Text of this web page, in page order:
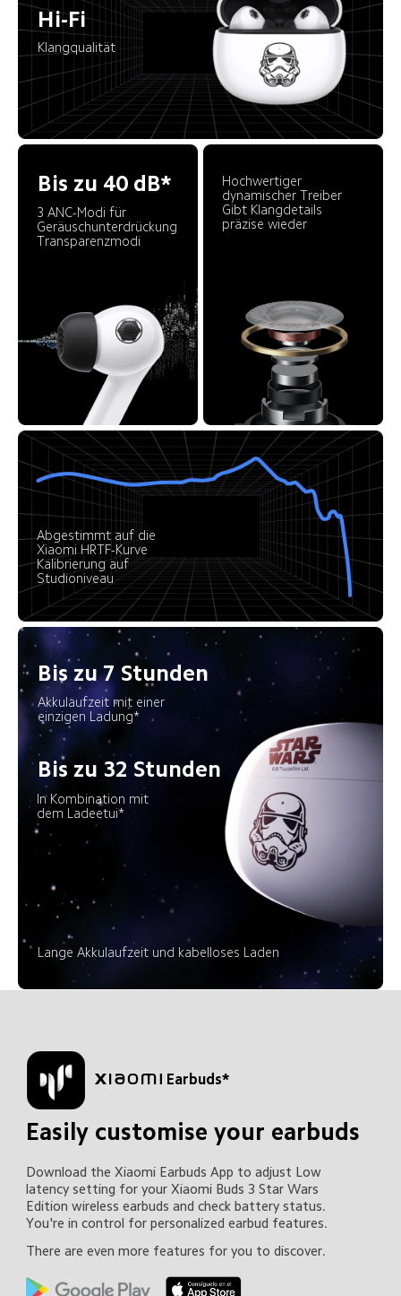
Hi-Fi
Klangqualität
Bis zu 40 dB*
3 ANC-Modi für
Geräuschunterdrückung
Transparenzmodi
Hochwertiger
dynamischer Treiber
Gibt Klangdetails
präzise wieder
Abgestimmt auf die
Xiaomi HRTF-Kurve
Kalibrierung auf
Studioniveau
Bis zu 7 Stunden
Akkulaufzeit mit einer
einzigen Ladung*
Bis zu 32 Stunden
In Kombination mit
dem Ladeetui*
Lange Akkulaufzeit und kabelloses Laden
Xiaomi Earbuds*
Easily customise your earbuds
Download the Xiaomi Earbuds App to adjust Low
latency setting for your Xiaomi Buds 3 Star Wars
Edition wireless earbuds and check battery status.
You're in control for personalized earbud features.
There are even more features for you to discover.